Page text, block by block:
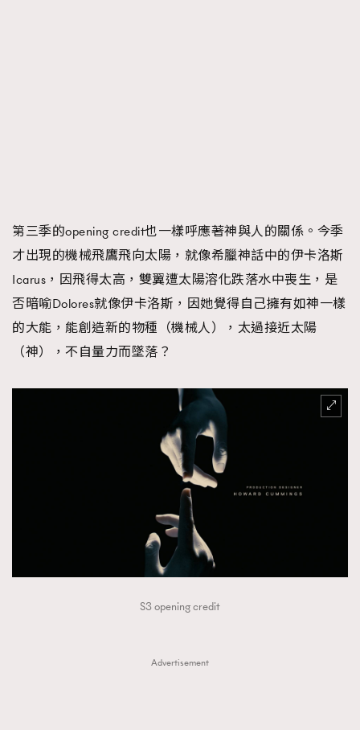
第三季的opening credit也一樣呼應著神與人的關係。今季
才出現的機械飛鷹飛向太陽，就像希臘神話中的伊卡洛斯
Icarus，因飛得太高，雙翼遭太陽溶化跌落水中喪生，是
否暗喻Dolores就像伊卡洛斯，因她覺得自己擁有如神一樣
的大能，能創造新的物種（機械人），太過接近太陽
（神），不自量力而墜落？
S3 opening credit
Advertisement